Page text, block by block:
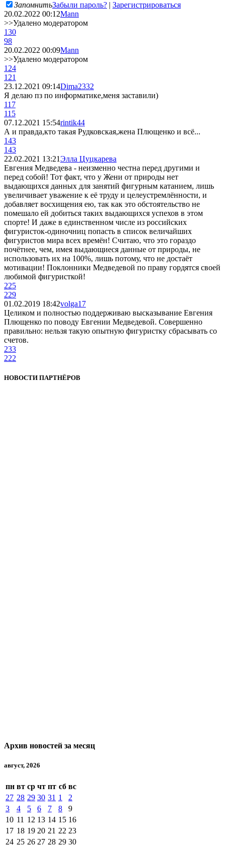
ЗапомнитьЗабыли пароль? | Зарегистрироваться
20.02.2022 00:12Mann
>>Удалено модератором
130
98
20.02.2022 00:09Mann
>>Удалено модератором
124
121
23.12.2021 09:14Dima2332
Я делаю пз по информатике,меня заставили)
117
115
07.12.2021 15:54rintik44
А и правда,кто такая Рудковская,жена Плющенко и всё...
143
143
22.02.2021 13:21Элла Цуцкарева
Евгения Медведева - неизменно честна перед другими и
перед собой! Тот факт, что у Жени от природы нет
выдающихся данных для занятий фигурным катанием, лишь
увеличивает уважение к её труду и целеустремлённости, и
добавляет восхищения ею, так как это обстоятельство не
помешало ей добиться таких выдающихся успехов в этом
спорте! И даже в единственном числе из российских
фигуристок-одиночниц попасть в список величайших
фигуристов мира всех времён! Считаю, что это гораздо
почётнее, чем, имея выдающиеся данные от природы, не
использовать их на 100%, лишь потому, что не достаёт
мотивации! Поклонники Медведевой по праву гордятся своей
любимой фигуристкой!
225
229
01.02.2019 18:42volga17
Целиком и полностью поддерживаю высказывание Евгения
Плющенко по поводу Евгении Медведевой. Совершенно
правильно: нельзя такую опытную фигуристку сбрасывать со
счетов.
233
222
НОВОСТИ ПАРТНЁРОВ
Архив новостей за месяц
август, 2026
пн вт ср чт пт сб вс
27 28 29 30 31 1
2
3
4 5 6 7 8
9
10 11 12 13 14 15 16
17 18 19 20 21 22 23
24 25 26 27 28 29 30